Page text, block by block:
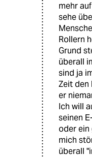
mehr
sehe
Rollern
Grund
überall
sind ja
Zeit den
er
Ich will
seinen
oder ein
mich
überall